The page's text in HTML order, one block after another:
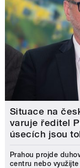
Situace na
varuje ředitel
úsecích jsou
Prahou projde
centru nebo